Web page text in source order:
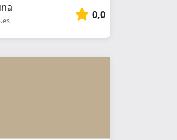
0,0